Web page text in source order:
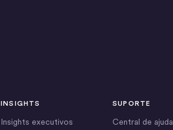
INSIGHTS
Insights executivos
SUPORTE
Central de ajuda